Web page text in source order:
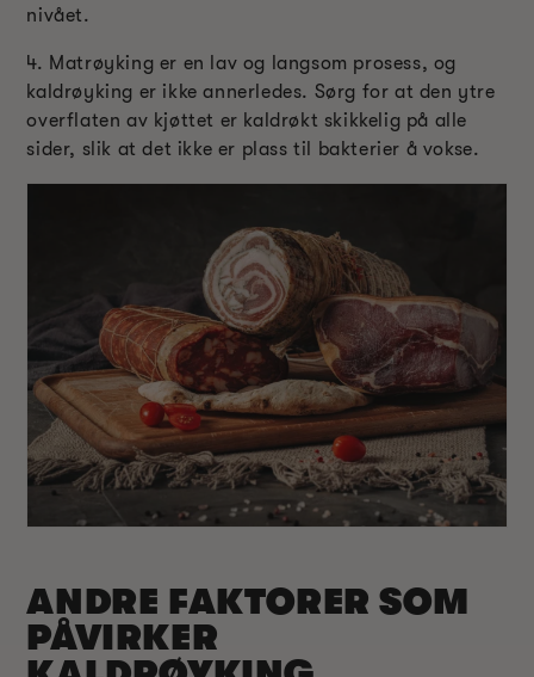
nivået.
4. Matrøyking er en lav og langsom prosess, og
kaldrøyking er ikke annerledes. Sørg for at den ytre
overflaten av kjøttet er kaldrøkt skikkelig på alle
sider, slik at det ikke er plass til bakterier å vokse.
ANDRE FAKTORER SOM
PÅVIRKER